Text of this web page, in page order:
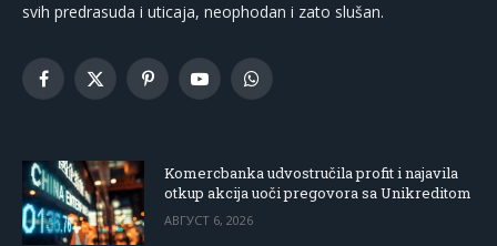
svih predrasuda i uticaja, neophodan i zato slušan.
Facebook
X
PinterestYouTubeWhatsApp
Komercbanka udvostručila profit i najavila
otkup akcija uoči pregovora sa Unikreditom
АВГУСТ 6, 2026